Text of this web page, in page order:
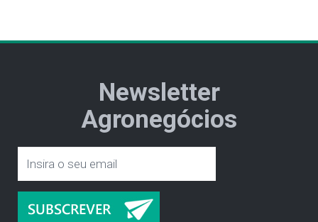
Newsletter
Agronegócios